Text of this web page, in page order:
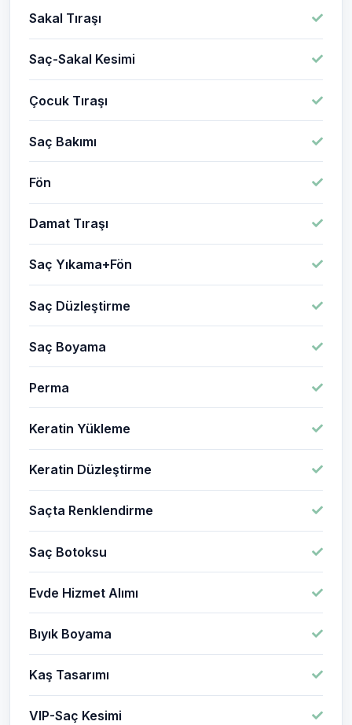
Sakal Tıraşı
Saç-Sakal Kesimi
Çocuk Tıraşı
Saç Bakımı
Fön
Damat Tıraşı
Saç Yıkama+Fön
Saç Düzleştirme
Saç Boyama
Perma
Keratin Yükleme
Keratin Düzleştirme
Saçta Renklendirme
Saç Botoksu
Evde Hizmet Alımı
Bıyık Boyama
Kaş Tasarımı
VIP-Saç Kesimi